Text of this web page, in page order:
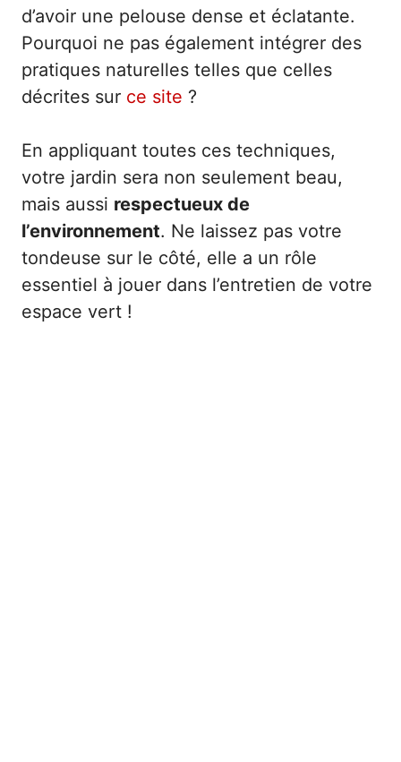
d’avoir une pelouse dense et éclatante.
Pourquoi ne pas également intégrer des
pratiques naturelles telles que celles
décrites sur ce site ?
En appliquant toutes ces techniques,
votre jardin sera non seulement beau,
mais aussi respectueux de
l’environnement. Ne laissez pas votre
tondeuse sur le côté, elle a un rôle
essentiel à jouer dans l’entretien de votre
espace vert !